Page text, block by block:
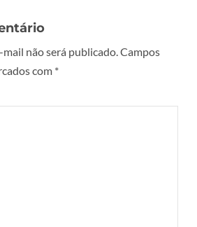
não será publicado.Campos
com *